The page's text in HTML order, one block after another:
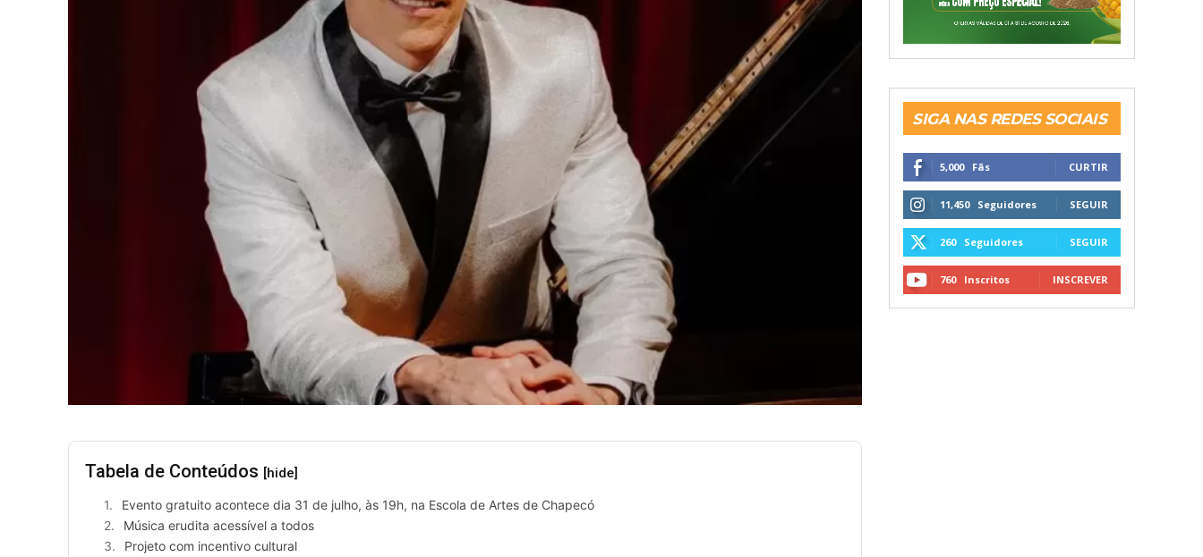
Tabela de Conteúdos [hide]
Evento gratuito acontece dia 31 de julho, às 19h, na Escola de Artes de Chapecó
Música erudita acessível a todos
Projeto com incentivo cultural
SIGA NAS REDES SOCIAIS
5,000 Fãs CURTIR
11,450 Seguidores SEGUIR
260 Seguidores SEGUIR
760 Inscritos INSCREVER